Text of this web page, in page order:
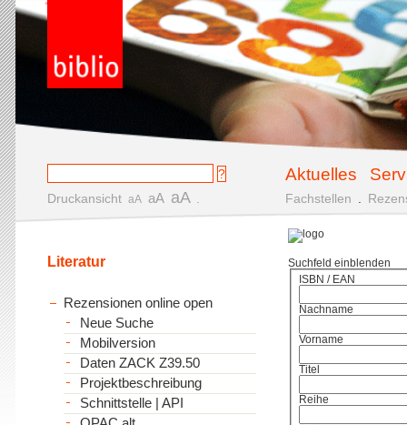
Aktuelles
Druckansicht aA aA aA Fachstellen
Suchfeld einblenden
ISBN / EAN
Nachname
Vorname
Titel
Reihe
Literatur
Rezensionen online open
Neue Suche
Mobilversion
Daten ZACK Z39.50
Projektbeschreibung
Schnittstelle | API